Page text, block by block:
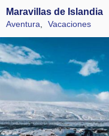
Maravillas de Islandia
Aventura Vacaciones